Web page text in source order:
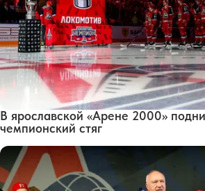
В ярославской «Арене 2000»
чемпионский стяг